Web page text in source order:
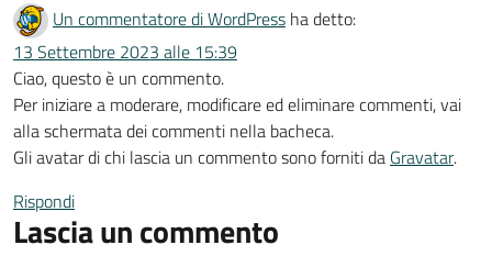
Un commentatore di WordPress ha detto:
13 Settembre 2023 alle 15:39
Ciao, questo è un commento.
Per iniziare a moderare, modificare ed eliminare commenti, vai
alla schermata dei commenti nella bacheca.
Gli avatar di chi lascia un commento sono forniti da Gravatar.
Rispondi
Lascia un commento